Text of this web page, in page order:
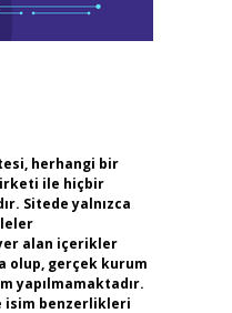
herhangi bir
ile hiçbir
Sitede yalnızca
alan içerikler
olup, gerçek kurum
yapılmamaktadır.
isim benzerlikleri